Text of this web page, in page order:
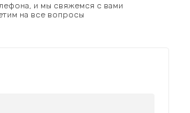
и мы свяжемся с вами
на все вопросы